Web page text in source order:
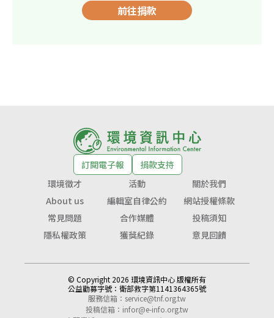
前往捐款
訂閱電子報
捐款支持
環境徵才
活動
關於我們
About us
編輯室自律公約
網站授權條款
常見問題
合作媒體
投稿須知
隱私權政策
獲獎紀錄 意見回饋
© Copyright 2026 環境資訊中心 版權所有
公益勸募字號： 衛部救字第1141364365號
服務信箱： service@tnf.org.tw
投稿信箱： infor@e-info.org.tw